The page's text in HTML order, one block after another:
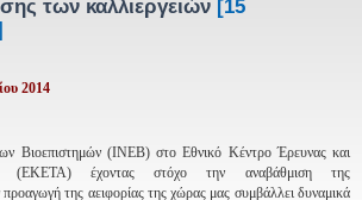
των καλλιεργειών [15
2014
Βιοεπιστημών (ΙΝΕΒ) στο Εθνικό Κέντρο Έρευνας και
(ΕΚΕΤΑ) έχοντας στόχο την αναβάθμιση της
προαγωγή της αειφορίας της χώρας μας συμβάλλει δυναμικά